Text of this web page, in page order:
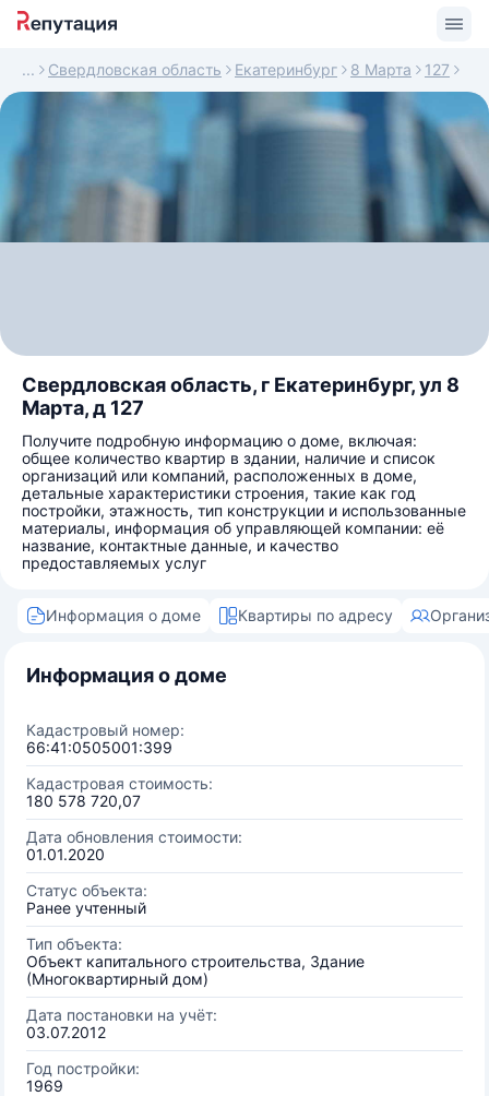
Свердловская область Екатеринбург 8 Марта 127
Свердловская область, г Екатеринбург, ул 8
Марта, д 127
Получите подробную информацию о доме, включая:
общее количество квартир в здании, наличие и список
организаций или компаний, расположенных в доме,
детальные характеристики строения, такие как год
постройки, этажность, тип конструкции и использованные
материалы, информация об управляющей компании: её
название, контактные данные, и качество
предоставляемых услуг
Информация о доме Квартиры по адресу
Информация о доме
Кадастровый номер:
66:41:0505001:399
Кадастровая стоимость:
180 578 720,07
Дата обновления стоимости:
01.01.2020
Статус объекта:
Ранее учтенный
Тип объекта:
Объект капитального строительства, Здание
(Многоквартирный дом)
Дата постановки на учёт:
03.07.2012
Год постройки:
1969